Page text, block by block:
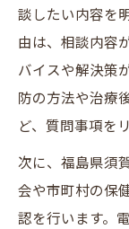
談したい内容を
由は、相談内容
バイスや解決策
防の方法や治療
ど、質問事項を
次に、福島県須
会や市町村の保
認を行います。